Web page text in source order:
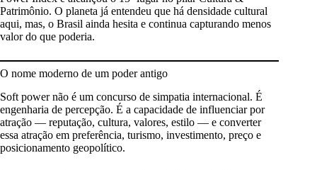
Patrimônio. O planeta já entendeu que há densidade cultural
aqui, mas, o Brasil ainda hesita e continua capturando menos
valor do que poderia.
O nome moderno de um poder antigo
Soft power não é um concurso de simpatia internacional. É
engenharia de percepção. É a capacidade de influenciar por
atração — reputação, cultura, valores, estilo — e converter
essa atração em preferência, turismo, investimento, preço e
posicionamento geopolítico.